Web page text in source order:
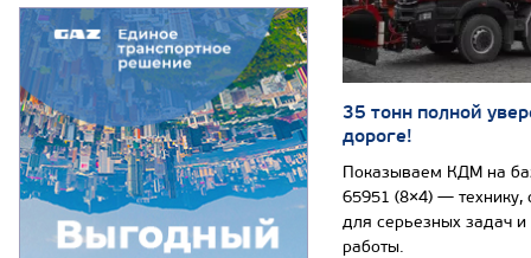
35 тонн полной
дороге!
Показываем КДМ на
65951 (8×4) — технику,
для серьезных задач и
работы.